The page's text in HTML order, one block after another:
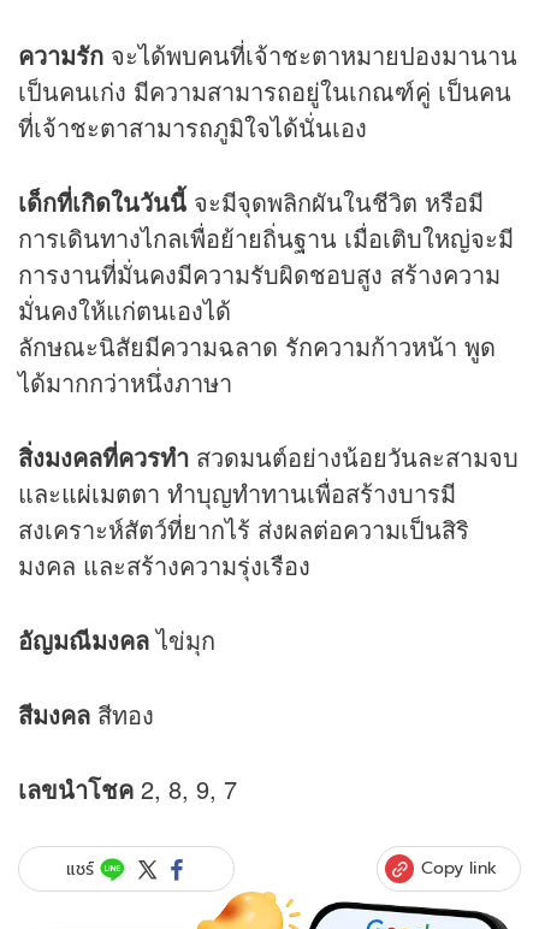
ความรัก จะได้พบคนที่เจ้าชะตาหมายปองมานาน
เป็นคนเก่ง มีความสามารถอยู่ในเกณฑ์คู่ เป็นคน
ที่เจ้าชะตาสามารถภูมิใจได้นั่นเอง
เด็กที่เกิดในวันนี้ จะมีจุดพลิกผันในชีวิต หรือมี
การเดินทางไกลเพื่อย้ายถิ่นฐาน เมื่อเติบใหญ่จะมี
การงานที่มั่นคงมีความรับผิดชอบสูง สร้างความ
มั่นคงให้แก่ตนเองได้
ลักษณะนิสัยมีความฉลาด รักความก้าวหน้า พูด
ได้มากกว่าหนึ่งภาษา
สิ่งมงคลที่ควรทำ สวดมนต์อย่างน้อยวันละสามจบ
และแผ่เมตตา ทำบุญทำทานเพื่อสร้างบารมี
สงเคราะห์สัตว์ที่ยากไร้ ส่งผลต่อความเป็นสิริ
มงคล และสร้างความรุ่งเรือง
อัญมณีมงคลไข่มุก
สีมงคล สีทอง
เลขนำโชค 2, 8, 9, 7
แชร์ Copy link